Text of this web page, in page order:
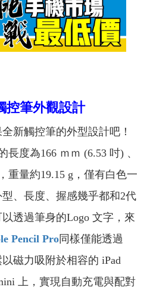
控筆外觀設計
觸控筆的外型設計吧！
長度為166 ｍｍ (6.53 吋) 、
重量約19.15 g，僅有白色一
、長度、握感幾乎都和2代
透過筆身的Logo 文字，來
Pencil Pro同樣僅能透過
磁力吸附於相容的 iPad
上，實現自動充電與配對